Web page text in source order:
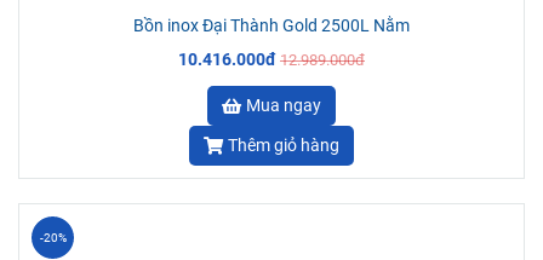
Bồn inox Đại Thành Gold 2500L Nằm
10.416.000đ 12.989.000đ
Mua ngay
Thêm giỏ hàng
-20%